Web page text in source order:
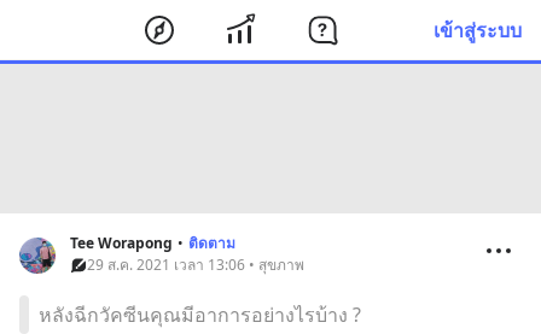
เข้าสู่ระบบ
Tee Worapong • ติดตาม
29 ส.ค. 2021 เวลา 13:06 • สุขภาพ
หลังฉีกวัคซีนคุณมีอาการอย่างไรบ้าง ?